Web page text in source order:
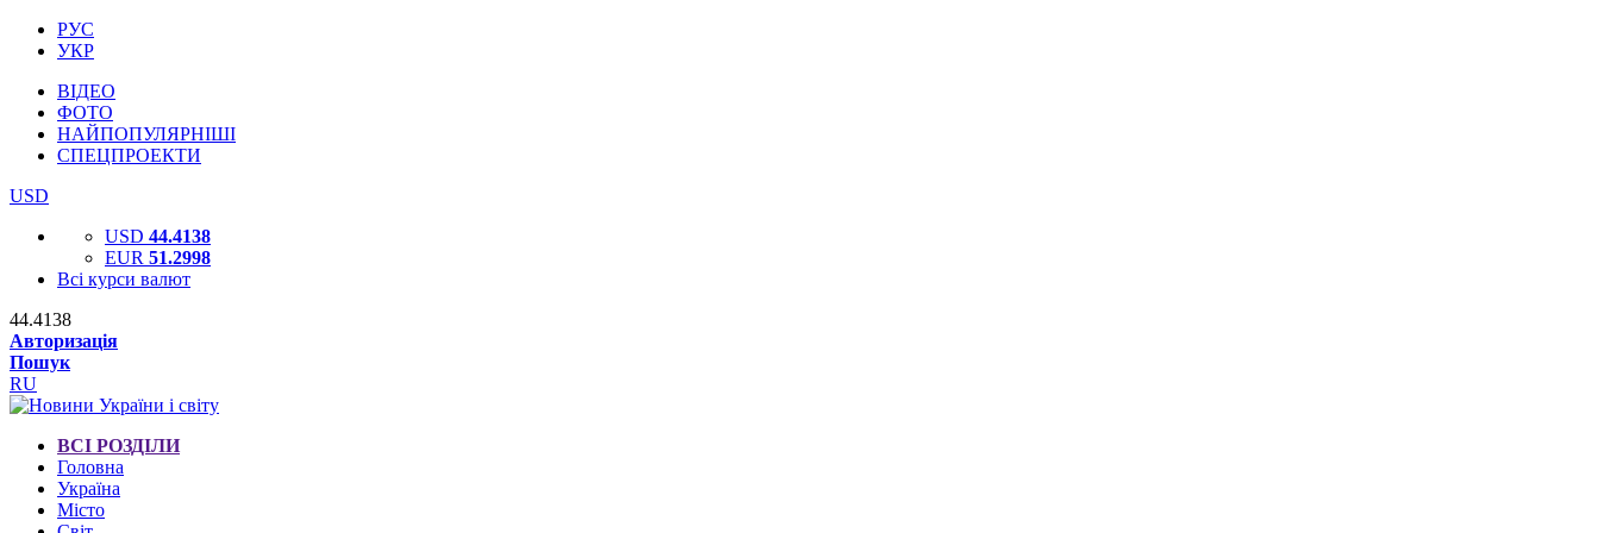
РУС
УКР
ВІДЕО
ФОТО
НАЙПОПУЛЯРНІШІ
СПЕЦПРОЕКТИ
USD
USD 44.4138
EUR 51.2998
Всі курси валют
44.4138
Авторизація
Пошук
RU
ВСІ РОЗДІЛИ
Головна
Україна
Місто